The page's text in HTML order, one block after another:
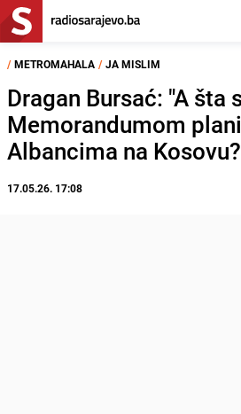
/ METROMAHALA / JA MISLIM
Dragan Bursać: "A šta
Memorandumom
Albancima na
17.05.26. 17:08